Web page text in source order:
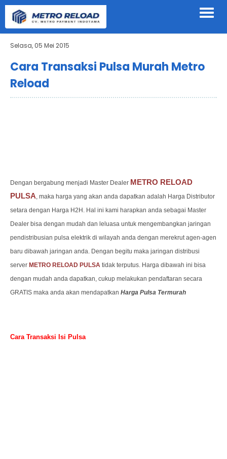
Selasa, 05 Mei 2015
Cara Transaksi Pulsa Murah Metro
Reload
Dengan bergabung menjadi Master Dealer METRO RELOAD
PULSA, maka harga yang akan anda dapatkan adalah Harga Distributor
setara dengan Harga H2H. Hal ini kami harapkan anda sebagai Master
Dealer bisa dengan mudah dan leluasa untuk mengembangkan jaringan
pendistribusian pulsa elektrik di wilayah anda dengan merekrut agen-agen
baru dibawah jaringan anda. Dengan begitu maka jaringan distribusi
server METRO RELOAD PULSA tidak terputus. Harga dibawah ini bisa
dengan mudah anda dapatkan, cukup melakukan pendaftaran secara
GRATIS maka anda akan mendapatkan Harga Pulsa Termurah
Cara Transaksi Isi Pulsa